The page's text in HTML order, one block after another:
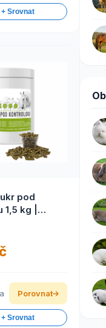
Srovnat
pod
kg |
koně (Cukr
koně)
Porovnat
Srovnat